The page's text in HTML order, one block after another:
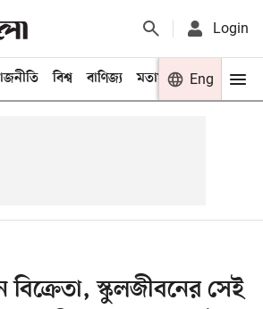
Login
বিশ্ব বাণিজ্য মতামত খেলা
Eng
বিক্রেতা, স্কুলজীবনের সেই